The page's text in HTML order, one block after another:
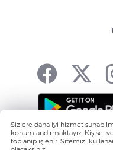
HABER YAZILIMIve
Sizlere daha iyi hizmet
konumlandırmaktayız. Kişisel
toplanıp işlenir. Sitemizi